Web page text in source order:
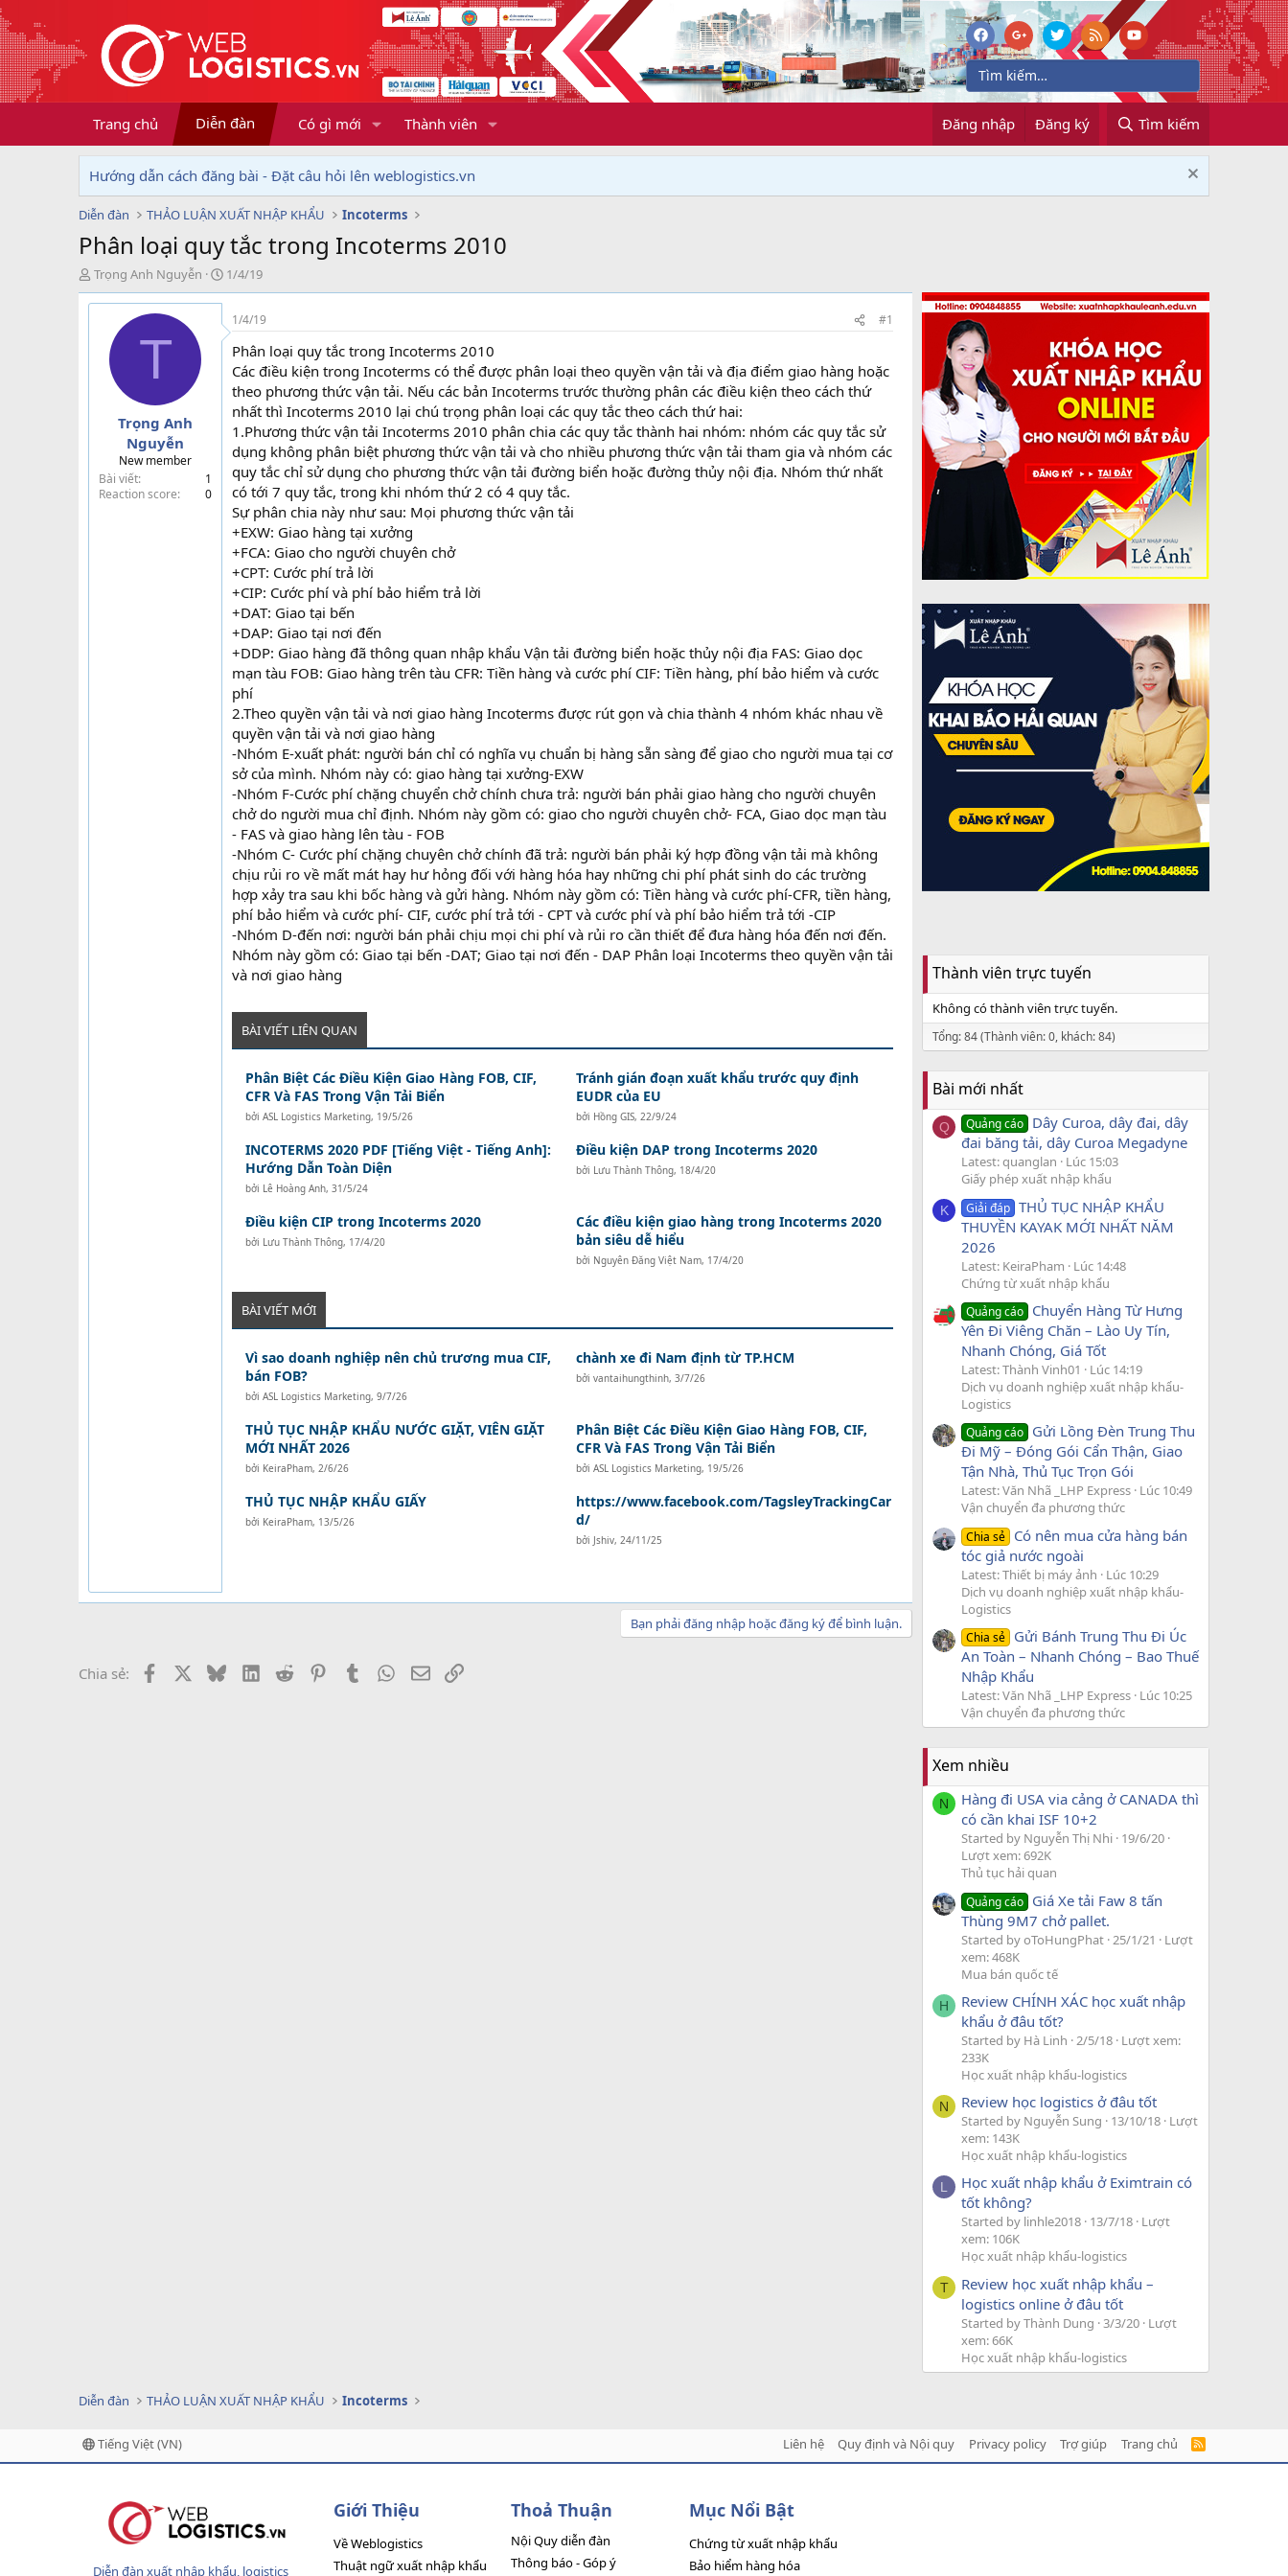
Trang chủ Diễn đàn Có gì mới Thành viên Đăng nhập Đăng ký Tìm kiếm
Hướng dẫn cách đăng bài - Đặt câu hỏi lên weblogistics.vn
Diễn đàn THẢO LUẬN XUẤT NHẬP KHẨU Incoterms
Phân loại quy tắc trong Incoterms 2010
T
h
r
Trọng Anh Nguyễn
N
g
y
g
ử
1/4/19
T
Trọng Anh
Nguyễn
New member
Bài viết
1
Reaction score
0
1/4/19 #1
Phân loại quy tắc trong Incoterms 2010
Các điều kiện trong Incoterms có thể được phân loại theo quyền vận tải và địa điểm giao hàng hoặc
theo phương thức vận tải. Nếu các bản Incoterms trước thường phân các điều kiện theo cách thứ
nhất thì Incoterms 2010 lại chú trọng phân loại các quy tắc theo cách thứ hai:
1.Phương thức vận tải Incoterms 2010 phân chia các quy tắc thành hai nhóm: nhóm các quy tắc sử
dụng không phân biệt phương thức vận tải và cho nhiều phương thức vận tải tham gia và nhóm các
quy tắc chỉ sử dụng cho phương thức vận tải đường biển hoặc đường thủy nội địa. Nhóm thứ nhất
có tới 7 quy tắc, trong khi nhóm thứ 2 có 4 quy tắc.
Sự phân chia này như sau: Mọi phương thức vận tải
+EXW: Giao hàng tại xưởng
+FCA: Giao cho người chuyên chở
+CPT: Cước phí trả lời
+CIP: Cước phí và phí bảo hiểm trả lời
+DAT: Giao tại bến
+DAP: Giao tại nơi đến
+DDP: Giao hàng đã thông quan nhập khẩu Vận tải đường biển hoặc thủy nội địa FAS: Giao dọc
mạn tàu FOB: Giao hàng trên tàu CFR: Tiền hàng và cước phí CIF: Tiền hàng, phí bảo hiểm và cước
phí
2.Theo quyền vận tải và nơi giao hàng Incoterms được rút gọn và chia thành 4 nhóm khác nhau về
quyền vận tải và nơi giao hàng
-Nhóm E-xuất phát: người bán chỉ có nghĩa vụ chuẩn bị hàng sẵn sàng để giao cho người mua tại cơ
sở của mình. Nhóm này có: giao hàng tại xưởng-EXW
-Nhóm F-Cước phí chặng chuyển chở chính chưa trả: người bán phải giao hàng cho người chuyên
chở do người mua chỉ định. Nhóm này gồm có: giao cho người chuyên chở- FCA, Giao dọc mạn tàu
- FAS và giao hàng lên tàu - FOB
-Nhóm C- Cước phí chặng chuyên chở chính đã trả: người bán phải ký hợp đồng vận tải mà không
chịu rủi ro về mất mát hay hư hỏng đối với hàng hóa hay những chi phí phát sinh do các trường
hợp xảy tra sau khi bốc hàng và gửi hàng. Nhóm này gồm có: Tiền hàng và cước phí-CFR, tiền hàng,
phí bảo hiểm và cước phí- CIF, cước phí trả tới - CPT và cước phí và phí bảo hiểm trả tới -CIP
-Nhóm D-đến nơi: người bán phải chịu mọi chi phí và rủi ro cần thiết để đưa hàng hóa đến nơi đến.
Nhóm này gồm có: Giao tại bến -DAT; Giao tại nơi đến - DAP Phân loại Incoterms theo quyền vận tải
và nơi giao hàng
BÀI VIẾT LIÊN QUAN
Phân Biệt Các Điều Kiện Giao Hàng FOB, CIF,
CFR Và FAS Trong Vận Tải Biển
bởi ASL Logistics Marketing, 19/5/26
Tránh gián đoạn xuất khẩu trước quy định
EUDR của EU
bởi Hồng GIS, 22/9/24
INCOTERMS 2020 PDF [Tiếng Việt - Tiếng Anh]:
Hướng Dẫn Toàn Diện
bởi Lê Hoàng Anh, 31/5/24
Điều kiện DAP trong Incoterms 2020
bởi Lưu Thành Thông, 18/4/20
Điều kiện CIP trong Incoterms 2020
bởi Lưu Thành Thông, 17/4/20
Các điều kiện giao hàng trong Incoterms 2020
bản siêu dễ hiểu
bởi Nguyên Đăng Việt Nam, 17/4/20
BÀI VIẾT MỚI
Vì sao doanh nghiệp nên chủ trương mua CIF,
bán FOB?
bởi ASL Logistics Marketing, 9/7/26
chành xe đi Nam định từ TP.HCM
bởi vantaihungthinh, 3/7/26
THỦ TỤC NHẬP KHẨU NƯỚC GIẶT, VIÊN GIẶT
MỚI NHẤT 2026
bởi KeiraPham, 2/6/26
Phân Biệt Các Điều Kiện Giao Hàng FOB, CIF,
CFR Và FAS Trong Vận Tải Biển
bởi ASL Logistics Marketing, 19/5/26
THỦ TỤC NHẬP KHẨU GIẤY
bởi KeiraPham, 13/5/26
https://www.facebook.com/TagsleyTrackingCar
d/
bởi Jshiv, 24/11/25
Bạn phải đăng nhập hoặc đăng ký để bình luận.
Chia sẻ: Facebook BlueskyLinkedIn
Reddit PinterestTumblr WhatsApp
EmailLink
Thành viên trực tuyến
Không có thành viên trực tuyến.
Tổng: 84 (Thành viên: 0, khách: 84)
Bài mới nhất
Q Quảng cáo Dây Curoa, dây đai, dây
đai băng tải, dây Curoa Megadyne
Latest: quanglan
Lúc 15:03
Giấy phép xuất nhập khẩu
K Giải đáp THỦ TỤC NHẬP KHẨU
THUYỀN KAYAK MỚI NHẤT NĂM
2026
Latest: KeiraPham
Lúc 14:48
Chứng từ xuất nhập khẩu
Quảng cáo Chuyển Hàng Từ Hưng
Yên Đi Viêng Chăn – Lào Uy Tín,
Nhanh Chóng, Giá Tốt
Latest: Thành Vinh01
Lúc 14:19
Dịch vụ doanh nghiệp xuất nhập khẩu-
Logistics
Quảng cáo Gửi Lồng Đèn Trung Thu
Đi Mỹ – Đóng Gói Cẩn Thận, Giao
Tận Nhà, Thủ Tục Trọn Gói
Latest: Văn Nhã _LHP Express Lúc 10:49
Vận chuyển đa phương thức
Chia sẻ Có nên mua cửa hàng bán
tóc giả nước ngoài
Latest: Thiết bị máy ảnh
Lúc 10:29
Dịch vụ doanh nghiệp xuất nhập khẩu-
Logistics
Chia sẻ Gửi Bánh Trung Thu Đi Úc
An Toàn – Nhanh Chóng – Bao Thuế
Nhập Khẩu
Latest: Văn Nhã _LHP Express Lúc 10:25
Vận chuyển đa phương thức
Xem nhiều
N
Hàng đi USA via cảng ở CANADA thì
có cần khai ISF 10+2
Started by Nguyễn Thị Nhi 19/6/20
Lượt xem: 692K
Thủ tục hải quan
Quảng cáo Giá Xe tải Faw 8 tấn
Thùng 9M7 chở pallet.
Started by oToHungPhat 25/1/21
Lượt
xem: 468K
Mua bán quốc tế
H
Review CHÍNH XÁC học xuất nhập
khẩu ở đâu tốt?
Started by Hà Linh 2/5/18 Lượt xem:
233K
Học xuất nhập khẩu-logistics
N Review học logistics ở đâu tốt
Started by Nguyễn Sung 13/10/18 Lượt
xem: 143K
Học xuất nhập khẩu-logistics
L
Học xuất nhập khẩu ở Eximtrain có
tốt không?
Started by linhle2018 13/7/18 Lượt
xem: 106K
Học xuất nhập khẩu-logistics
T
Review học xuất nhập khẩu –
logistics online ở đâu tốt
Started by Thành Dung 3/3/20 Lượt
xem: 66K
Học xuất nhập khẩu-logistics
Diễn đàn THẢO LUẬN XUẤT NHẬP KHẨU Incoterms
Tiếng Việt (VN) Liên hệ Quy định và Nội quy Privacy policy Trợ giúp Trang chủ
R
Diễn đàn xuất nhập khẩu, logistics
Giới Thiệu
Về Weblogistics
Thuật ngữ xuất nhập khẩu
Thoả Thuận
Nội Quy diễn đàn
Thông báo - Góp ý
Mục Nổi Bật
Chứng từ xuất nhập khẩu
Bảo hiểm hàng hóa